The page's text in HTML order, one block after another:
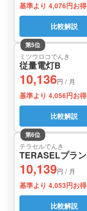
基準より 4,076円お得
比較解説
第5位
ミツウロコでんき
従量電灯B
10,136円 / 月
基準より 4,056円お得
比較解説
第6位
テラセルでんき
TERASELプラン
10,139円 / 月
基準より 4,053円お得
比較解説